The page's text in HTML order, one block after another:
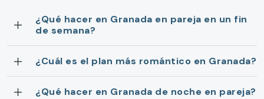
¿Qué hacer en Granada en pareja en un fin
de semana?
¿Cuál es el plan más romántico en Granada?
¿Qué hacer en Granada de noche en pareja?